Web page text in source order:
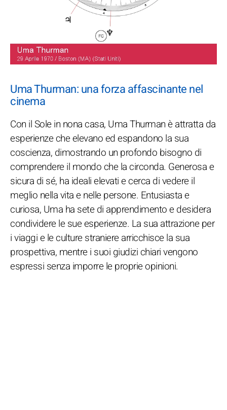
Uma Thurman: una forza affascinante nel
cinema
Con il Sole in nona casa, Uma Thurman è attratta da
esperienze che elevano ed espandono la sua
coscienza, dimostrando un profondo bisogno di
comprendere il mondo che la circonda. Generosa e
sicura di sé, ha ideali elevati e cerca di vedere il
meglio nella vita e nelle persone. Entusiasta e
curiosa, Uma ha sete di apprendimento e desidera
condividere le sue esperienze. La sua attrazione per
i viaggi e le culture straniere arricchisce la sua
prospettiva, mentre i suoi giudizi chiari vengono
espressi senza imporre le proprie opinioni.